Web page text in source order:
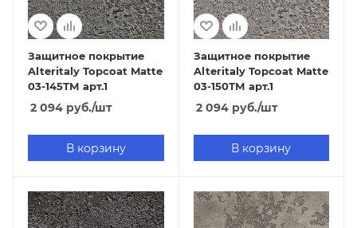
Защитное покрытие
Alteritaly Topcoat Matte
03-145ТМ арт.1
2 094 руб./шт
В корзину
Защитное покрытие
Alteritaly Topcoat Matte
03-150ТМ арт.1
2 094руб./шт
В корзину